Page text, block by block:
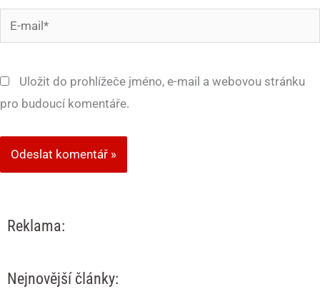
mail*
Uložit do prohlížeče jméno, e-mail a webovou stránku
pro budoucí komentáře.
Reklama:
Nejnovější články: